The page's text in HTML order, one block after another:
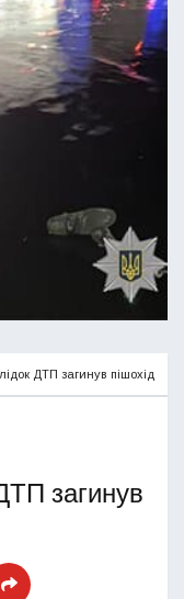
ДТП загинув пішохід
загинув